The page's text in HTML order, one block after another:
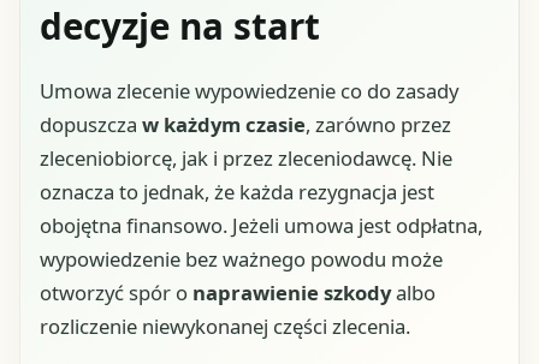
decyzje na start
Umowa zlecenie wypowiedzenie co do zasady
dopuszcza w każdym czasie, zarówno przez
zleceniobiorcę, jak i przez zleceniodawcę. Nie
oznacza to jednak, że każda rezygnacja jest
obojętna finansowo. Jeżeli umowa jest odpłatna,
wypowiedzenie bez ważnego powodu może
otworzyć spór o naprawienie szkodyalbo
rozliczenie niewykonanej części zlecenia.